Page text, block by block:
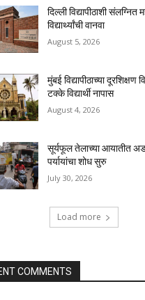
दिल्ली विद्यापीठाशी संलग्नित
विद्यार्थ्यांची वानवा
August 5, 2026
मुंबई विद्यापीठाच्या दूरशिक्षण
टक्के विद्यार्थी नापास
August 4, 2026
सूर्यफूल तेलाच्या आयातीत
पर्यायांचा शोध सुरु
July 30, 2026
Load more
COMMENTS